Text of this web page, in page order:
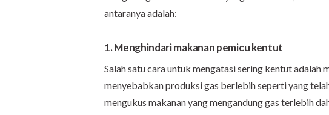
antaranya adalah:
1. Menghindari makanan pemicu kentut
Salah satu cara untuk mengatasi sering kentut adalah
menyebabkan produksi gas berlebih seperti yang
mengukus makanan yang mengandung gas terlebih